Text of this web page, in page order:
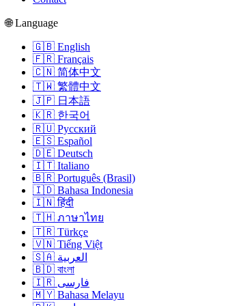
🌐 Language
🇬🇧 English
🇫🇷 Français
🇨🇳 简体中文
🇹🇼 繁體中文
🇯🇵 日本語
🇰🇷 한국어
🇷🇺 Русский
🇪🇸 Español
🇩🇪 Deutsch
🇮🇹 Italiano
🇧🇷 Português (Brasil)
🇮🇩 Bahasa Indonesia
🇮🇳 हिंदी
🇹🇭 ภาษาไทย
🇹🇷 Türkçe
🇻🇳 Tiếng Việt
🇸🇦 العربية
🇧🇩 বাংলা
🇮🇷 فارسی
🇲🇾 Bahasa Melayu